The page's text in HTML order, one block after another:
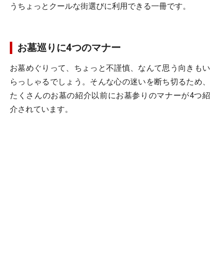
うちょっとクールな街選びに利用できる一冊です。
お墓巡りに4つのマナー
お墓めぐりって、ちょっと不謹慎、なんて思う向きもい
らっしゃるでしょう。そんな心の迷いを断ち切るため、
たくさんのお墓の紹介以前にお墓参りのマナーが4つ紹
介されています。